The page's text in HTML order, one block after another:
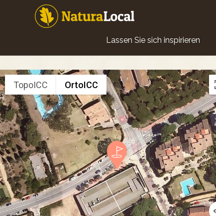
Main
navigation
Lassen Sie sich inspirieren
TopoICC OrtoICC